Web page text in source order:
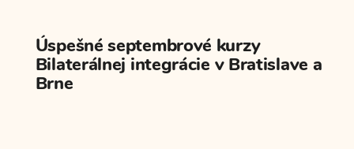
Úspešné septembrové kurzy
Bilaterálnej integrácie v Bratislave a
Brne